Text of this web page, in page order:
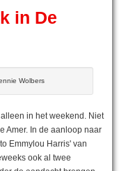
in De
Wolbers
in het weekend. Niet
Amer. In de aanloop naar
to Emmylou Harris' van
ook al twee